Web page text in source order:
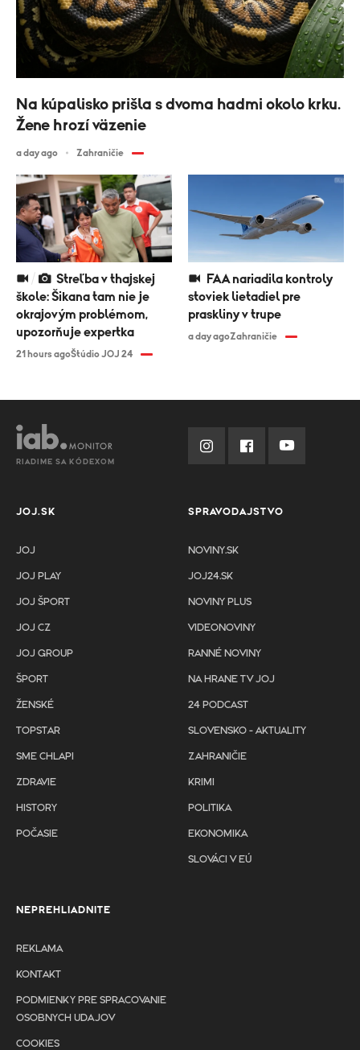
škole: Šikana tam nie je
okrajovým problémom,
upozorňuje expertka
21 hours agoŠtúdio JOJ 24
stoviek lietadiel pre
praskliny v trupe
a day agoZahraničie
Na kúpalisko prišla s dvoma hadmi okolo krku.
Žene hrozí väzenie
a day ago Zahraničie
RIADIME SA KÓDEXOM
JOJ.SK
JOJ
JOJ PLAY
JOJ ŠPORT
JOJ CZ
JOJ GROUP
ŠPORT
ŽENSKÉ
TOPSTAR
SME CHLAPI
ZDRAVIE
HISTORY
POČASIE
SPRAVODAJSTVO
NOVINY.SK
JOJ24.SK
NOVINY PLUS
VIDEONOVINY
RANNÉ NOVINY
NA HRANE TV JOJ
24 PODCAST
SLOVENSKO - AKTUALITY
ZAHRANIČIE
KRIMI
POLITIKA
EKONOMIKA
SLOVÁCI V EÚ
NEPREHLIADNITE
REKLAMA
KONTAKT
PODMIENKY PRE SPRACOVANIE
OSOBNYCH UDAJOV
COOKIES